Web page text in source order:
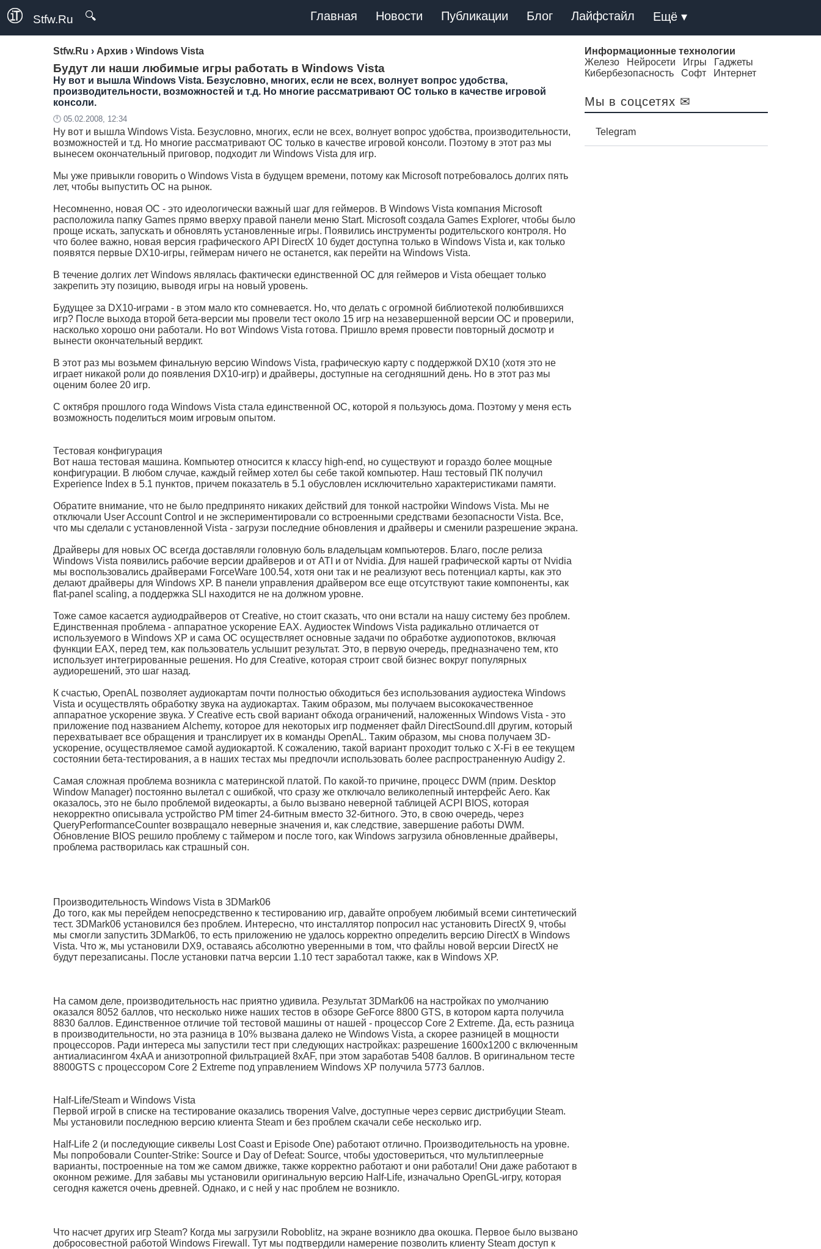
Stfw.Ru 🔍 Главная Новости Публикации Блог Лайфстайл Ещё ▾
Stfw.Ru › Архив › Windows Vista
Будут ли наши любимые игры работать в Windows Vista
Ну вот и вышла Windows Vista. Безусловно, многих, если не всех, волнует вопрос удобства,
производительности, возможностей и т.д. Но многие рассматривают ОС только в качестве игровой
консоли.
🕛 05.02.2008, 12:34
Ну вот и вышла Windows Vista. Безусловно, многих, если не всех, волнует вопрос удобства, производительности,
возможностей и т.д. Но многие рассматривают ОС только в качестве игровой консоли. Поэтому в этот раз мы
вынесем окончательный приговор, подходит ли Windows Vista для игр.
Мы уже привыкли говорить о Windows Vista в будущем времени, потому как Microsoft потребовалось долгих пять
лет, чтобы выпустить ОС на рынок.
Несомненно, новая ОС - это идеологически важный шаг для геймеров. В Windows Vista компания Microsoft
расположила папку Games прямо вверху правой панели меню Start. Microsoft создала Games Explorer, чтобы было
проще искать, запускать и обновлять установленные игры. Появились инструменты родительского контроля. Но
что более важно, новая версия графического API DirectX 10 будет доступна только в Windows Vista и, как только
появятся первые DX10-игры, геймерам ничего не останется, как перейти на Windows Vista.
В течение долгих лет Windows являлась фактически единственной ОС для геймеров и Vista обещает только
закрепить эту позицию, выводя игры на новый уровень.
Будущее за DX10-играми - в этом мало кто сомневается. Но, что делать с огромной библиотекой полюбившихся
игр? После выхода второй бета-версии мы провели тест около 15 игр на незавершенной версии ОС и проверили,
насколько хорошо они работали. Но вот Windows Vista готова. Пришло время провести повторный досмотр и
вынести окончательный вердикт.
В этот раз мы возьмем финальную версию Windows Vista, графическую карту с поддержкой DX10 (хотя это не
играет никакой роли до появления DX10-игр) и драйверы, доступные на сегодняшний день. Но в этот раз мы
оценим более 20 игр.
С октября прошлого года Windows Vista стала единственной ОС, которой я пользуюсь дома. Поэтому у меня есть
возможность поделиться моим игровым опытом.
Тестовая конфигурация
Вот наша тестовая машина. Компьютер относится к классу high-end, но существуют и гораздо более мощные
конфигурации. В любом случае, каждый геймер хотел бы себе такой компьютер. Наш тестовый ПК получил
Experience Index в 5.1 пунктов, причем показатель в 5.1 обусловлен исключительно характеристиками памяти.
Обратите внимание, что не было предпринято никаких действий для тонкой настройки Windows Vista. Мы не
отключали User Account Control и не экспериментировали со встроенными средствами безопасности Vista. Все,
что мы сделали с установленной Vista - загрузи последние обновления и драйверы и сменили разрешение экрана.
Драйверы для новых ОС всегда доставляли головную боль владельцам компьютеров. Благо, после релиза
Windows Vista появились рабочие версии драйверов и от ATI и от Nvidia. Для нашей графической карты от Nvidia
мы воспользовались драйверами ForceWare 100.54, хотя они так и не реализуют весь потенциал карты, как это
делают драйверы для Windows XP. В панели управления драйвером все еще отсутствуют такие компоненты, как
flat-panel scaling, а поддержка SLI находится не на должном уровне.
Тоже самое касается аудиодрайверов от Creative, но стоит сказать, что они встали на нашу систему без проблем.
Единственная проблема - аппаратное ускорение EAX. Аудиостек Windows Vista радикально отличается от
используемого в Windows XP и сама ОС осуществляет основные задачи по обработке аудиопотоков, включая
функции EAX, перед тем, как пользователь услышит результат. Это, в первую очередь, предназначено тем, кто
использует интегрированные решения. Но для Creative, которая строит свой бизнес вокруг популярных
аудиорешений, это шаг назад.
К счастью, OpenAL позволяет аудиокартам почти полностью обходиться без использования аудиостека Windows
Vista и осуществлять обработку звука на аудиокартах. Таким образом, мы получаем высококачественное
аппаратное ускорение звука. У Creative есть свой вариант обхода ограничений, наложенных Windows Vista - это
приложение под названием Alchemy, которое для некоторых игр подменяет файл DirectSound.dll другим, который
перехватывает все обращения и транслирует их в команды OpenAL. Таким образом, мы снова получаем 3D-
ускорение, осуществляемое самой аудиокартой. К сожалению, такой вариант проходит только с X-Fi в ее текущем
состоянии бета-тестирования, а в наших тестах мы предпочли использовать более распространенную Audigy 2.
Самая сложная проблема возникла с материнской платой. По какой-то причине, процесс DWM (прим. Desktop
Window Manager) постоянно вылетал с ошибкой, что сразу же отключало великолепный интерфейс Aero. Как
оказалось, это не было проблемой видеокарты, а было вызвано неверной таблицей ACPI BIOS, которая
некорректно описывала устройство PM timer 24-битным вместо 32-битного. Это, в свою очередь, через
QueryPerformanceCounter возвращало неверные значения и, как следствие, завершение работы DWM.
Обновление BIOS решило проблему с таймером и после того, как Windows загрузила обновленные драйверы,
проблема растворилась как страшный сон.
Производительность Windows Vista в 3DMark06
До того, как мы перейдем непосредственно к тестированию игр, давайте опробуем любимый всеми синтетический
тест. 3DMark06 установился без проблем. Интересно, что инсталлятор попросил нас установить DirectX 9, чтобы
мы смогли запустить 3DMark06, то есть приложению не удалось корректно определить версию DirectX в Windows
Vista. Что ж, мы установили DX9, оставаясь абсолютно уверенными в том, что файлы новой версии DirectX не
будут перезаписаны. После установки патча версии 1.10 тест заработал также, как в Windows XP.
На самом деле, производительность нас приятно удивила. Результат 3DMark06 на настройках по умолчанию
оказался 8052 баллов, что несколько ниже наших тестов в обзоре GeForce 8800 GTS, в котором карта получила
8830 баллов. Единственное отличие той тестовой машины от нашей - процессор Core 2 Extreme. Да, есть разница
в производительности, но эта разница в 10% вызвана далеко не Windows Vista, а скорее разницей в мощности
процессоров. Ради интереса мы запустили тест при следующих настройках: разрешение 1600x1200 с включенным
антиалиасингом 4xAA и анизотропной фильтрацией 8xAF, при этом заработав 5408 баллов. В оригинальном тесте
8800GTS с процессором Core 2 Extreme под управлением Windows XP получила 5773 баллов.
Half-Life/Steam и Windows Vista
Первой игрой в списке на тестирование оказались творения Valve, доступные через сервис дистрибуции Steam.
Мы установили последнюю версию клиента Steam и без проблем скачали себе несколько игр.
Half-Life 2 (и последующие сиквелы Lost Coast и Episode One) работают отлично. Производительность на уровне.
Мы попробовали Counter-Strike: Source и Day of Defeat: Source, чтобы удостовериться, что мультиплеерные
варианты, построенные на том же самом движке, также корректно работают и они работали! Они даже работают в
оконном режиме. Для забавы мы установили оригинальную версию Half-Life, изначально OpenGL-игру, которая
сегодня кажется очень древней. Однако, и с ней у нас проблем не возникло.
Что насчет других игр Steam? Когда мы загрузили Roboblitz, на экране возникло два окошка. Первое было вызвано
добросовестной работой Windows Firewall. Тут мы подтвердили намерение позволить клиенту Steam доступ к
Информационные технологии
Железо
Нейросети Игры
Гаджеты
Кибербезопасность
Софт Интернет
Мы в соцсетях ✉
Telegram